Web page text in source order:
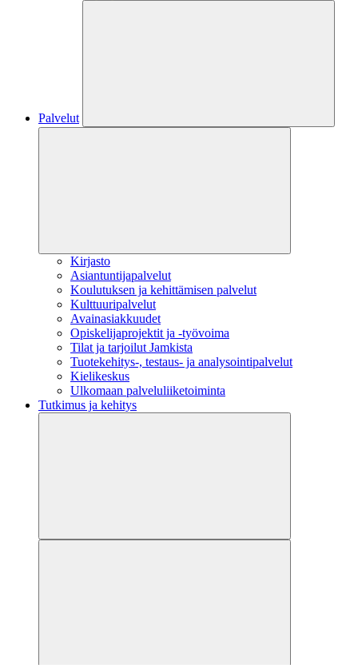
Palvelut
Kirjasto
Asiantuntijapalvelut
Koulutuksen ja kehittämisen palvelut
Kulttuuripalvelut
Avainasiakkuudet
Opiskelijaprojektit​ ja -työvoima
Tilat ja tarjoilut Jamkista
Tuotekehitys-, testaus- ja analysointipalvelut
Kielikeskus
Ulkomaan palveluliiketoiminta
Tutkimus ja kehitys